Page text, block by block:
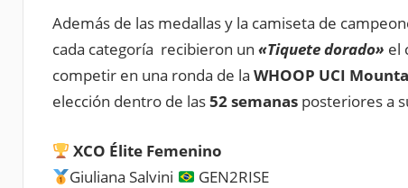
Además de las medallas y la camiseta de
cada categoría recibieron un «Tiquete dorado» el
competir en una ronda de la WHOOP UCI
elección dentro de las52 semanas posteriores a
XCO Élite Femenino
Giuliana Salvini
GEN2RISE